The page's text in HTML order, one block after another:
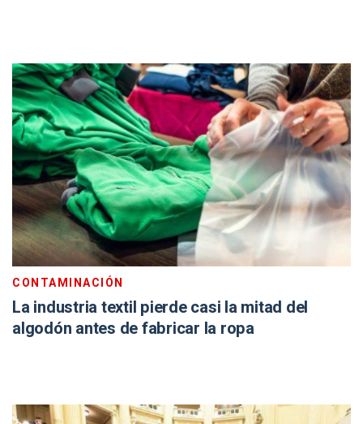
CONTAMINACIÓN
La industria textil pierde casi la mitad del
algodón antes de fabricar la ropa